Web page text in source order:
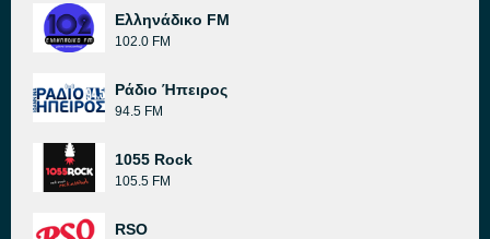
Ελληνάδικο FM
102.0 FM
Ράδιο Ήπειρος
94.5 FM
1055 Rock
105.5 FM
RSO